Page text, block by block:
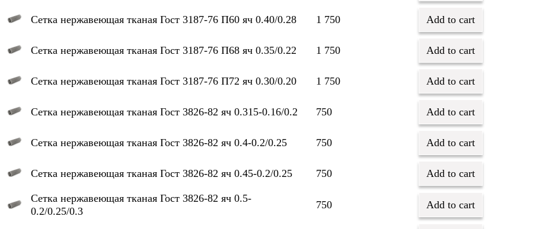
Сетка нержавеющая тканая Гост 3187-76 П60 яч 0.40/0.28 1 750 Add to cart
Сетка нержавеющая тканая Гост 3187-76 П68 яч 0.35/0.22 1 750 Add to cart
Сетка нержавеющая тканая Гост 3187-76 П72 яч 0.30/0.20 1 750 Add to cart
Сетка нержавеющая тканая Гост 3826-82 яч 0.315-0.16/0.2 750 Add to cart
Сетка нержавеющая тканая Гост 3826-82 яч 0.4-0.2/0.25 750 Add to cart
Сетка нержавеющая тканая Гост 3826-82 яч 0.45-0.2/0.25 750 Add to cart
Сетка нержавеющая тканая Гост 3826-82 яч 0.5-
0.2/0.25/0.3
750 Add to cart